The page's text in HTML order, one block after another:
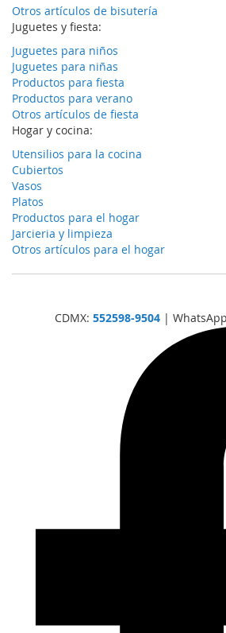
Otros artículos de bisutería
Juguetes y fiesta:
Juguetes para niños
Juguetes para niñas
Productos para fiesta
Productos para verano
Otros artículos de fiesta
Hogar y cocina:
Utensilios para la cocina
Cubiertos
Vasos
Platos
Productos para el hogar
Jarcieria y limpieza
Otros artículos para el hogar
CDMX: 552598-9504|